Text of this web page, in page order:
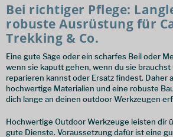
Bei richtiger Pflege:
robuste Ausrüstung für
Trekking & Co.
Eine gute Säge oder ein scharfes Beil oder
wenn sie kaputt gehen, wenn du sie
reparieren kannst oder Ersatz findest. Daher
hochwertige Materialien und eine robuste
dich lange an deinen outdoor Werkzeugen
Hochwertige Outdoor Werkzeuge leisten dir
gute Dienste. Voraussetzung dafür ist eine